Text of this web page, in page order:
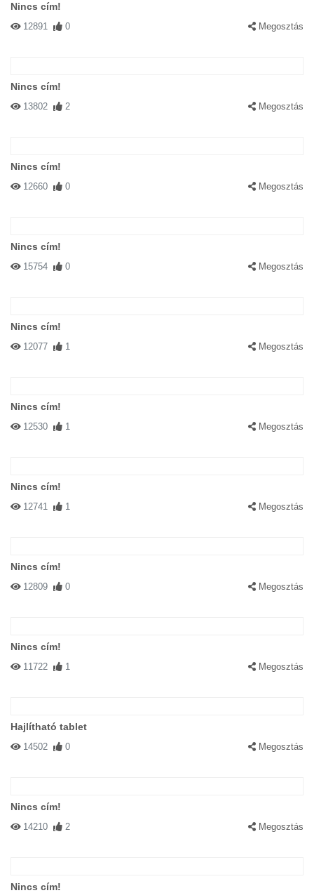
Nincs cím!
12891 0 Megosztás
Nincs cím!
13802 2 Megosztás
Nincs cím!
12660 0 Megosztás
Nincs cím!
15754 0 Megosztás
Nincs cím!
12077 1 Megosztás
Nincs cím!
12530 1 Megosztás
Nincs cím!
12741 1 Megosztás
Nincs cím!
12809 0 Megosztás
Nincs cím!
11722 1 Megosztás
Hajlítható tablet
14502 0 Megosztás
Nincs cím!
14210 2 Megosztás
Nincs cím!